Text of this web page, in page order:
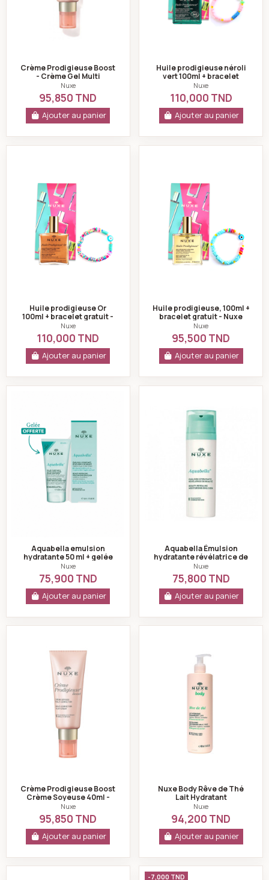
Crème Prodigieuse Boost
- Crème Gel Multi
Corrections - Peaux
Normales à Mixtes -
40ml...
Nuxe
95,850 TND
Ajouter au panier
Huile prodigieuse néroli
vert 100ml + bracelet
gratuit - Nuxe
Nuxe
110,000 TND
Ajouter au panier
Huile prodigieuse Or
100ml + bracelet gratuit -
Nuxe
Nuxe
110,000 TND
Ajouter au panier
Huile prodigieuse, 100ml +
bracelet gratuit - Nuxe
Nuxe
95,500 TND
Ajouter au panier
Aquabella emulsion
hydratante 50 ml + gelée
purifiante 30 ml offerte -
Nuxe
Nuxe
75,900 TND
Ajouter au panier
Aquabella Émulsion
hydratante révélatrice de
beauté 50 ml - Nuxe
Nuxe
75,800 TND
Ajouter au panier
Crème Prodigieuse Boost
Crème Soyeuse 40ml -
Nuxe
Nuxe
95,850 TND
Ajouter au panier
Nuxe Body Rêve de Thé
Lait Hydratant
Ressourçant 24H 400 ml
Nuxe
94,200 TND
Ajouter au panier
Huile prodigieuse, 30ml - Nuxe
-7,000 TND